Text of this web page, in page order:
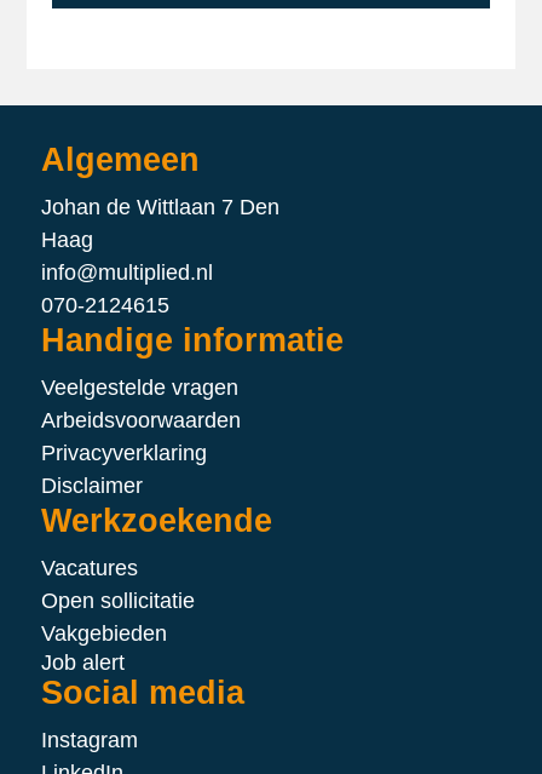
Algemeen
Johan de Wittlaan 7 Den
Haag
info@multiplied.nl
070-2124615
Handige informatie
Veelgestelde vragen
Arbeidsvoorwaarden
Privacyverklaring
Disclaimer
Werkzoekende
Vacatures
Open sollicitatie
Vakgebieden
Job alert
Social media
Instagram